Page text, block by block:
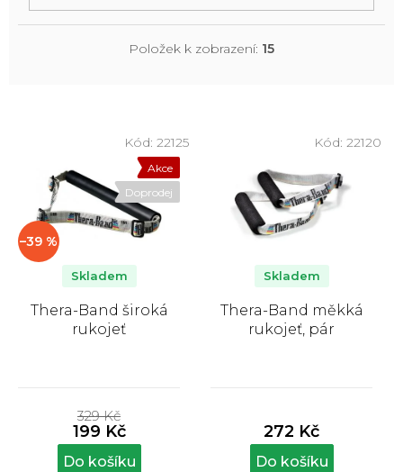
Položek k zobrazení: 15
p
Akce
Doprodej
–39 %
Thera-Band široká
rukojeť
produktu
je
5,0
Skladem
329 Kč
199 Kč
Do košíku
Kód: 22125
Thera-Band měkká
rukojeť, pár
produktu
je
5,0
Skladem
272 Kč
Do košíku
Kód: 22120